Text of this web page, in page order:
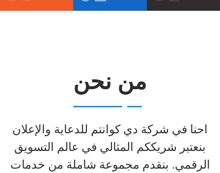
من نحن
احنا في شركة دي كوانتم للدعاية والإعلان
بنعتبر شريككم المثالي في عالم التسويق
الرقمي. بنقدم مجموعة شاملة من خدمات